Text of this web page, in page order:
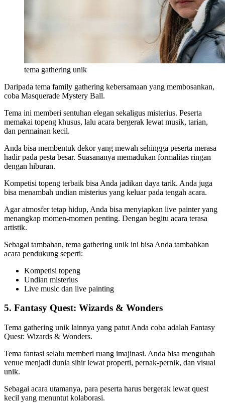
tema gathering unik
Daripada tema family gathering kebersamaan yang membosankan,
coba Masquerade Mystery Ball.
Tema ini memberi sentuhan elegan sekaligus misterius. Peserta
memakai topeng khusus, lalu acara bergerak lewat musik, tarian,
dan permainan kecil.
Anda bisa membentuk dekor yang mewah sehingga peserta merasa
hadir pada pesta besar. Suasananya memadukan formalitas ringan
dengan hiburan.
Kompetisi topeng terbaik bisa Anda jadikan daya tarik. Anda juga
bisa menambah undian misterius yang keluar pada tengah acara.
Agar atmosfer tetap hidup, Anda bisa menyiapkan live painter yang
menangkap momen-momen penting. Dengan begitu acara terasa
artistik.
Sebagai tambahan, tema gathering unik ini bisa Anda tambahkan
acara pendukung seperti:
Kompetisi topeng
Undian misterius
Live music dan live painting
5. Fantasy Quest: Wizards & Wonders
Tema gathering unik lainnya yang patut Anda coba adalah Fantasy
Quest: Wizards & Wonders.
Tema fantasi selalu memberi ruang imajinasi. Anda bisa mengubah
venue menjadi dunia sihir lewat properti, pernak-pernik, dan visual
unik.
Sebagai acara utamanya, para peserta harus bergerak lewat quest
kecil yang menuntut kolaborasi.